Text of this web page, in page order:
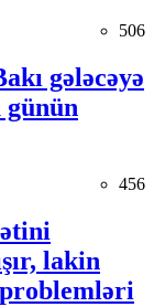
506
gələcəyə
günün
456
lakin
problemləri